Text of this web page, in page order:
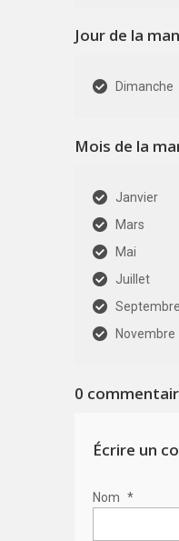
Jour de la
Dimanche
Mois de la
Janvier
Mars
Mai
Juillet
Septembre
Novembre
0
Écrire un
Nom *